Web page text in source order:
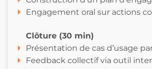
Engagement oral sur actions
Clôture (30 min)
Présentation de cas d’usage
Feedback collectif via outil